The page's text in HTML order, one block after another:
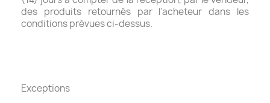
des produits retournés par l'acheteur dans les
conditions prévues ci-dessus.
Exceptions